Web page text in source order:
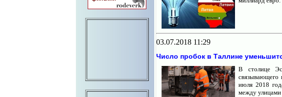
03.07.2018 11:29
Число пробок в Таллине
В столице
июля 2018
между